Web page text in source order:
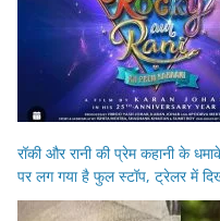
रॉकी और रानी की प्रेम कहानी के
पर लग गया है फुल स्टॉप, ट्रेलर में